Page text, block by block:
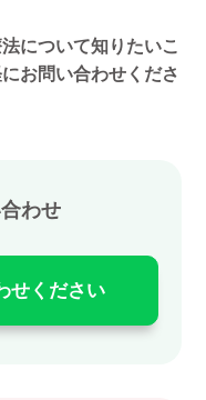
について知りたいこ
お問い合わせくださ
わせ
せください